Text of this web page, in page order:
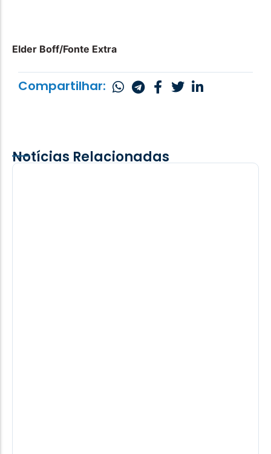
Elder Boff/Fonte Extra
Compartilhar:
Notícias Relacionadas